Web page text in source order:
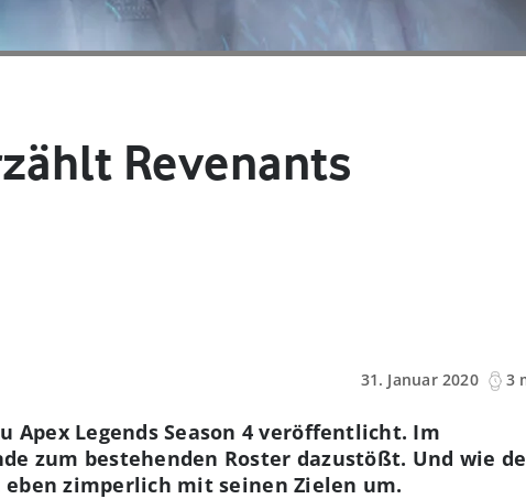
Revenants
31. Januar 2020
3
Legends Season 4 veröffentlicht. Im
zum bestehenden Roster dazustößt. Und wie
zimperlich mit seinen Zielen um.